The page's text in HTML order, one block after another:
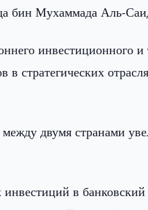
бин Мухаммада Аль-
инвестиционного и
в стратегических
двумя странами
в банковский